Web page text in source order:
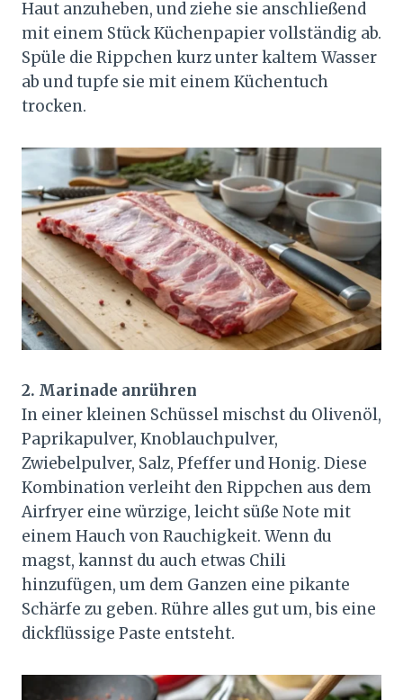
Haut anzuheben, und ziehe sie anschließend
mit einem Stück Küchenpapier vollständig ab.
Spüle die Rippchen kurz unter kaltem Wasser
ab und tupfe sie mit einem Küchentuch
trocken.
2. Marinade anrühren
In einer kleinen Schüssel mischst du Olivenöl,
Paprikapulver, Knoblauchpulver,
Zwiebelpulver, Salz, Pfeffer und Honig. Diese
Kombination verleiht den Rippchen aus dem
Airfryer eine würzige, leicht süße Note mit
einem Hauch von Rauchigkeit. Wenn du
magst, kannst du auch etwas Chili
hinzufügen, um dem Ganzen eine pikante
Schärfe zu geben. Rühre alles gut um, bis eine
dickflüssige Paste entsteht.